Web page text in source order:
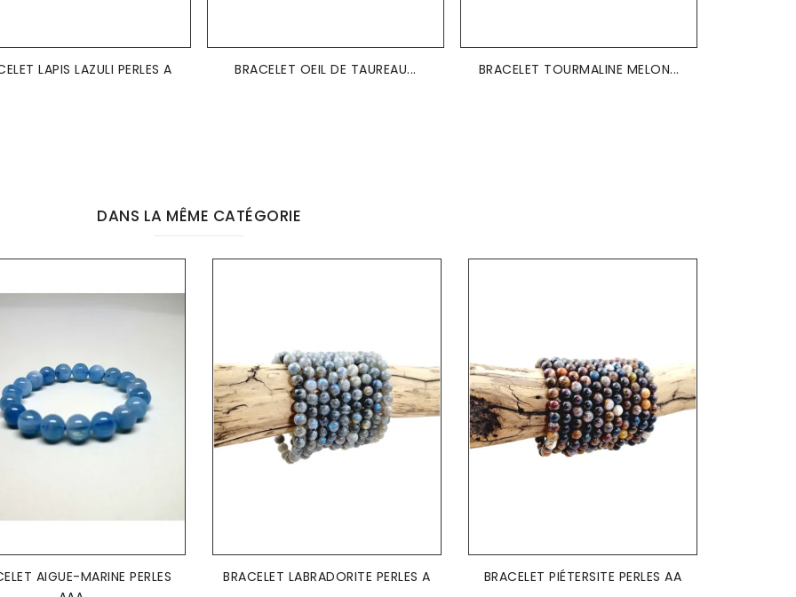
LAPIS LAZULI PERLES A BRACELET OEIL DE TAUREAU... BRACELET TOURMALINE MELON...
DANS LA MÊME CATÉGORIE
AIGUE-MARINE PERLES
BRACELET LABRADORITE PERLES A
AJOUTER AU PANIER
BRACELET PIÉTERSITE PERLES AA